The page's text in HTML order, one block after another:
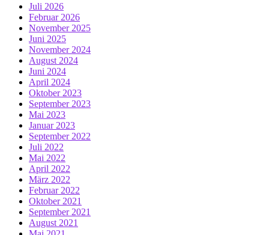
Juli 2026
Februar 2026
November 2025
Juni 2025
November 2024
August 2024
Juni 2024
April 2024
Oktober 2023
September 2023
Mai 2023
Januar 2023
September 2022
Juli 2022
Mai 2022
April 2022
März 2022
Februar 2022
Oktober 2021
September 2021
August 2021